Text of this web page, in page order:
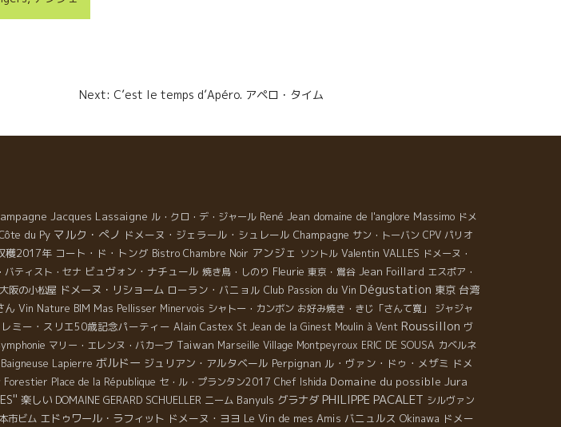
Next: C’est le temps d’Apéro. アペロ・タイム
Jacques Lassaigne ル・クロ・デ・ジャール René Jean domaine de l'anglore Massimo ドメ
du Py マルク・ぺノ ドメーヌ・ジェラール・シュレール Champagne サン・トーバン CPV パリオ
穫2017年 コート・ド・トング Bistro Chambre Noir アンジェ ソントル Valentin VALLES ドメーヌ・
バティスト・セナ ビュヴォン・ナチュール 焼き鳥・しのり Fleurie 東京・鴬谷 Jean Foillard エスポア・
大阪の小松屋 ドメーヌ・リショーム ローラン・バニョル Club Passion du Vin Dégustation 東京 台湾
ん Vin Nature BIM Mas Pellisser Minervois シャトー・カンボン お好み焼き・きじ「さんて寛」
ジャジャ
レミー・スリエ50歳記念パーティー Alain Castex St Jean de la Ginest Moulin à Vent Roussillon ヴ
マリー・エレンヌ・バカーブ Taiwan Marseille Village Montpeyroux ERIC DE SOUSA カベルネ
Lapierre ボルドー ジュリアン・アルタベール Perpignan ル・ヴァン・ドゥ・メザミ ドメ
Forestier Place de la République セ・ル・プランタン2017 Chef Ishida Domaine du possible Jura
楽しい DOMAINE GERARD SCHUELLER ニーム Banyuls グラナダ PHILIPPE PACALET シルヴァン
市ビム エドゥワール・ラフィット ドメーヌ・ヨヨ Le Vin de mes Amis バニュルス Okinawa ドメー